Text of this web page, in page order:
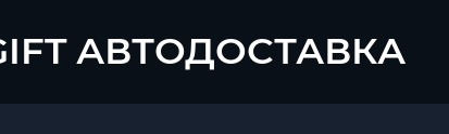
АВТОДОСТАВКА